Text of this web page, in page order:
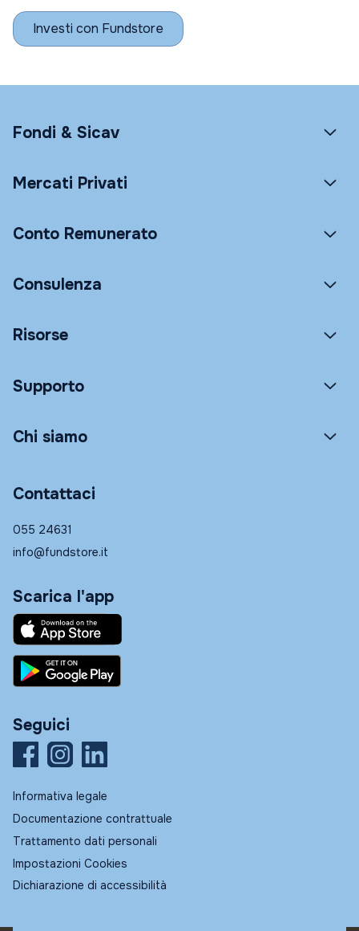
Investi con Fundstore
Fondi & Sicav
Mercati Privati
Conto Remunerato
Consulenza
Risorse
Supporto
Chi siamo
Contattaci
055 24631
info@fundstore.it
Scarica l'app
Seguici
Informativa legale
Documentazione contrattuale
Trattamento dati personali
Impostazioni Cookies
Dichiarazione di accessibilità